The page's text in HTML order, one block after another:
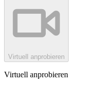
Virtuell anprobieren
Virtuell anprobieren